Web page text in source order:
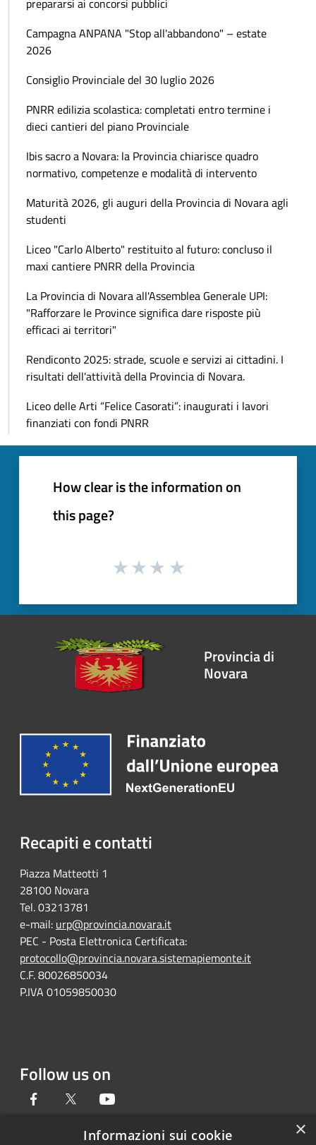
prepararsi ai concorsi pubblici
Campagna ANPANA "Stop all'abbandono" – estate
2026
Consiglio Provinciale del 30 luglio 2026
PNRR edilizia scolastica: completati entro termine i
dieci cantieri del piano Provinciale
Ibis sacro a Novara: la Provincia chiarisce quadro
normativo, competenze e modalità di intervento
Maturità 2026, gli auguri della Provincia di Novara agli
studenti
Liceo "Carlo Alberto" restituito al futuro: concluso il
maxi cantiere PNRR della Provincia
La Provincia di Novara all'Assemblea Generale UPI:
"Rafforzare le Province significa dare risposte più
efficaci ai territori"
Rendiconto 2025: strade, scuole e servizi ai cittadini. I
risultati dell'attività della Provincia di Novara.
Liceo delle Arti “Felice Casorati”: inaugurati i lavori
finanziati con fondi PNRR
How clear is the information on
this page?
Provincia di
Novara
Recapiti e contatti
Piazza Matteotti 1
28100 Novara
Tel. 03213781
e-mail: urp@provincia.novara.it
PEC - Posta Elettronica Certificata:
protocollo@provincia.novara.sistemapiemonte.it
C.F. 80026850034
P.IVA 01059850030
Follow us on
Facebook Twitter
×
Informazioni sui cookie